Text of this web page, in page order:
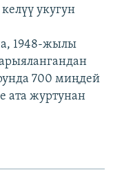
укугун
1948-жылы
700 миңдей
ата журтунан